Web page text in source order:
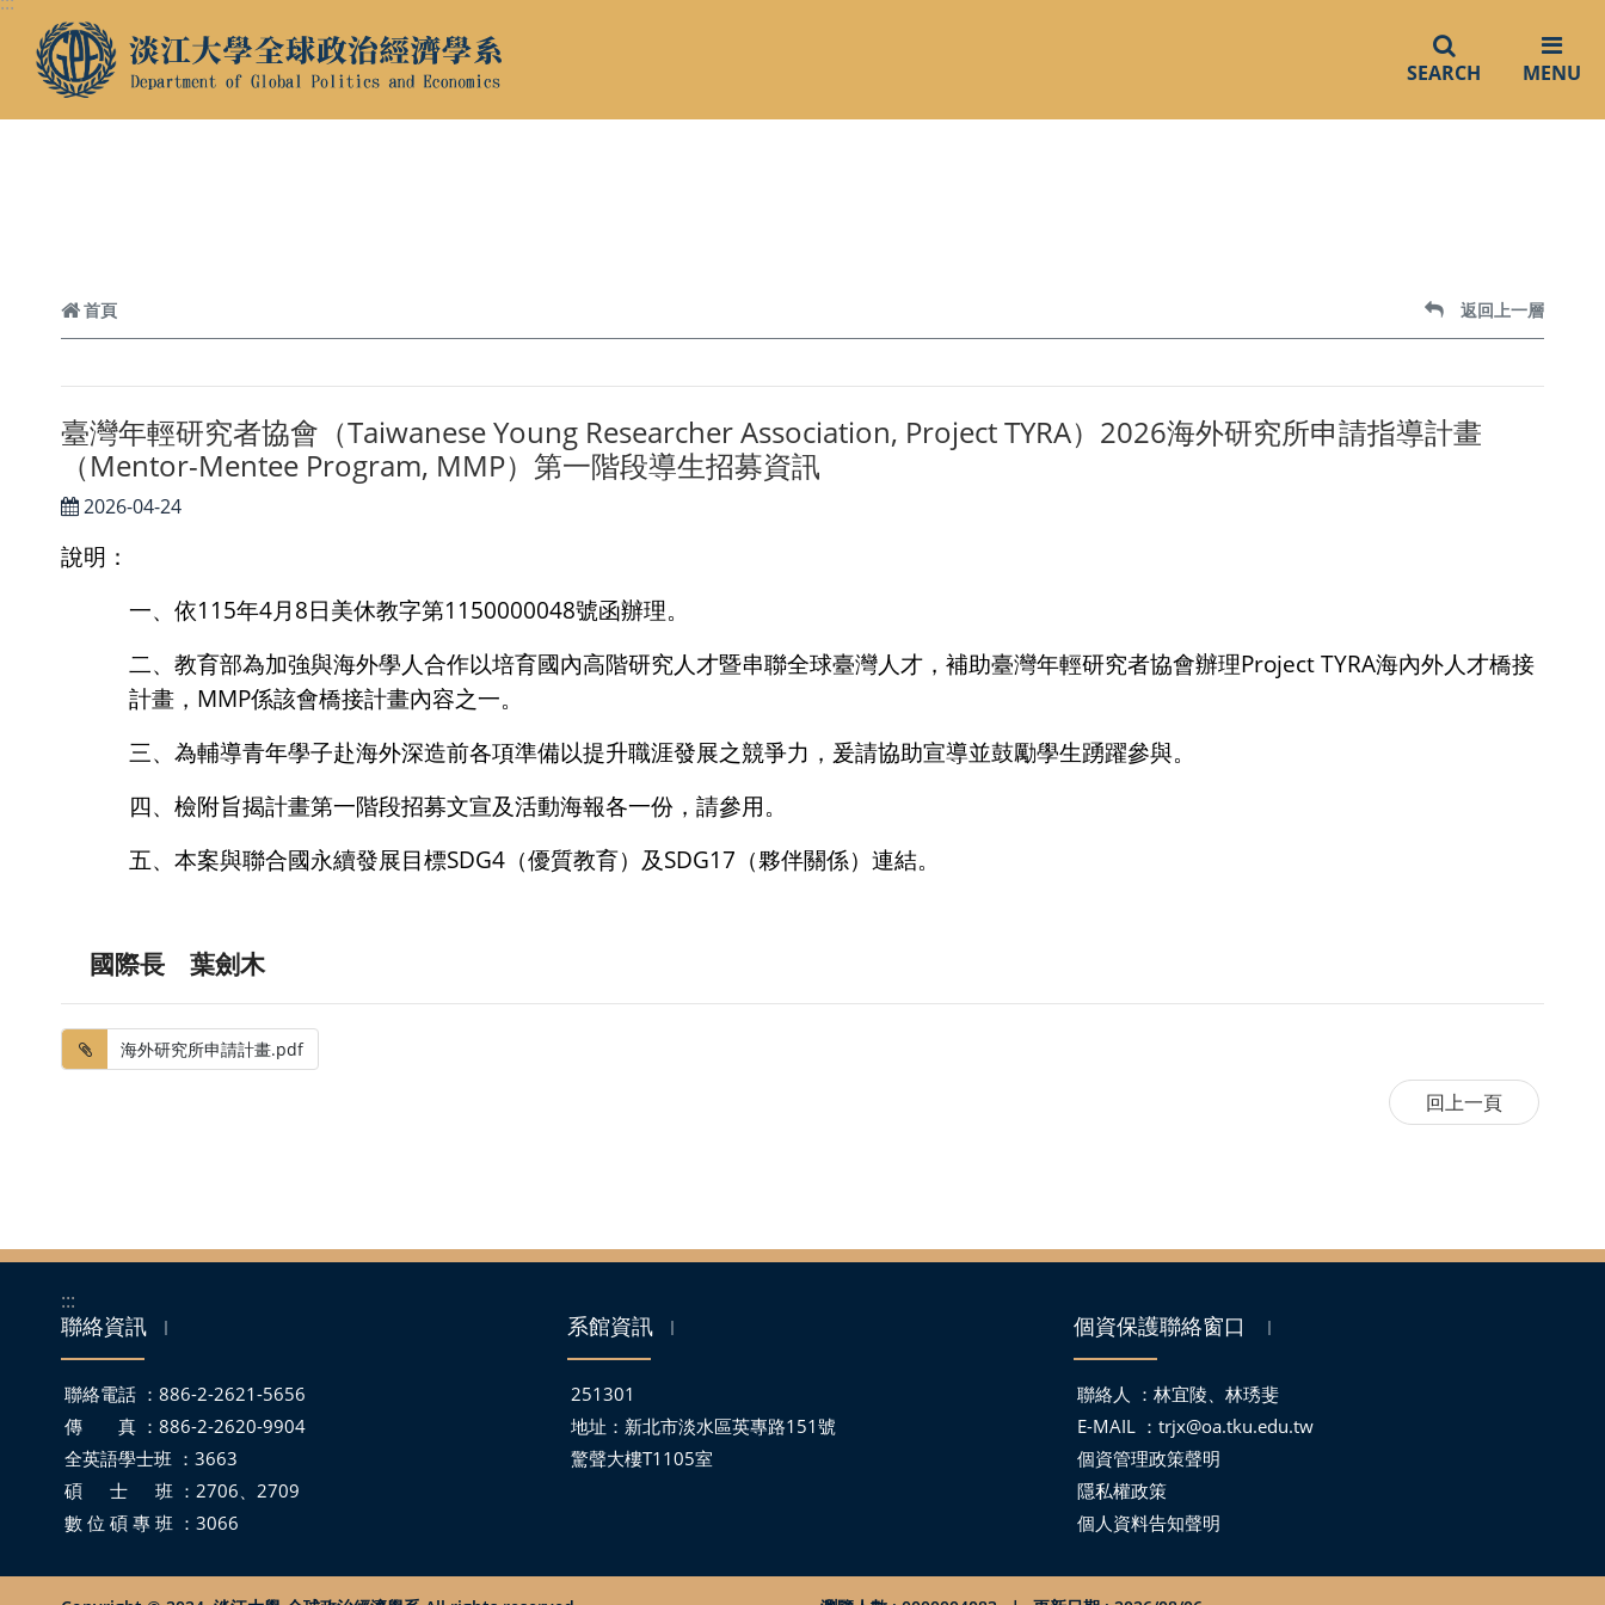
跳到頁面主要內容區
SEARCH MENU
首頁 返回上一層
臺灣年輕研究者協會（Taiwanese Young Researcher Association, Project TYRA）2026海外研究所申請指導計畫
（Mentor-Mentee Program, MMP）第一階段導生招募資訊
2026-04-24
說明：
一、依115年4月 8日美休教字第1150000048號函辦理。
二、教育部為加強與海外學人合作以培育國內高階研究人才暨串聯全球臺灣人才，補助臺灣年輕研究者協會辦理Project TYRA海內外人才橋接
計畫， MMP係該會橋接計畫內容之一。
三、為輔導青年學子赴海外深造前各項準備以提升職涯發展之競爭力，爰請協助宣導並鼓勵學生踴躍參與。
四、檢附旨揭計畫第一階段招募文宣及活動海報各一份，請參用。
五、本案與聯合國永續發展目標SDG4（優質教育）及SDG17 （夥伴關係）連結。
國際長 葉劍木
海外研究所申請計畫.pdf
:::
聯絡資訊 ｜
聯絡電話 ：886-2-2621-5656
傳 真 ：886-2-2620-9904
全英語學士班 ：3663
碩 士 班 ：2706、2709
數 位 碩 專 班 ：3066
系館資訊 ｜
251301
地址： 新北市淡水區英專路151號
驚聲大樓T1105室
個資保護聯絡窗口 ｜
聯絡人 ：林宜陵、林琇斐
E-MAIL ： trjx@oa.tku.edu.tw
個資管理政策聲明
隱私權政策
個人資料告知聲明